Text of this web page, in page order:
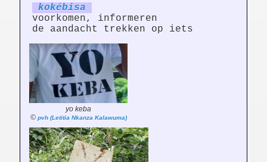
kokébisa
voorkomen, informeren
de aandacht trekken op iets
yo keba
© pvh (Letitia Nkanza Kalawuma)